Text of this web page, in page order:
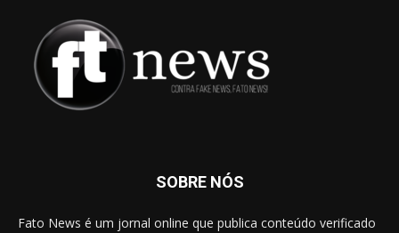
SOBRE NÓS
Fato News é um jornal online que publica conteúdo verificado